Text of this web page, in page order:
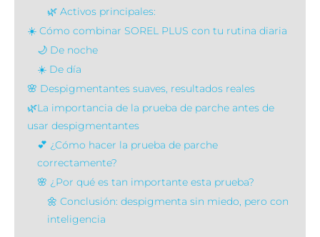
🌿 Activos principales:
☀️ Cómo combinar SOREL PLUS con tu rutina diaria
🌙 De noche
☀️ De día
🌸 Despigmentantes suaves, resultados reales
🌿La importancia de la prueba de parche antes de
usar despigmentantes
💕 ¿Cómo hacer la prueba de parche
correctamente?
🌸 ¿Por qué es tan importante esta prueba?
🌼 Conclusión: despigmenta sin miedo, pero con
inteligencia